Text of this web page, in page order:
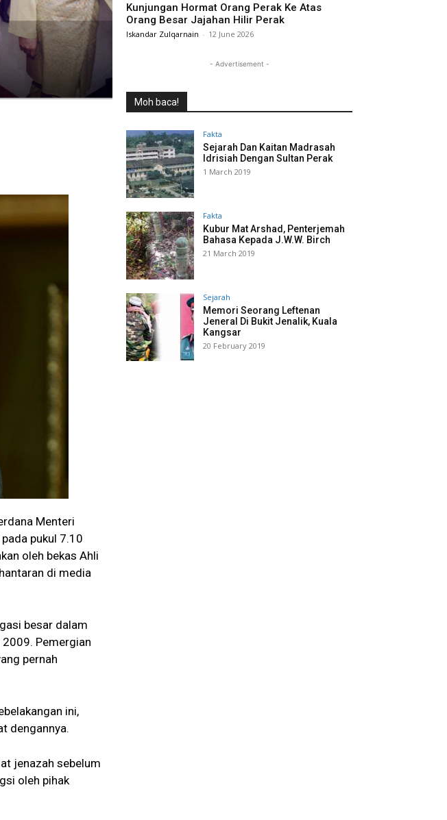
Menteri
pukul 7.10
oleh bekas Ahli
di media
besar dalam
Pemergian
pernah
ini,
dengannya.
jenazah sebelum
oleh pihak
Kunjungan Hormat Orang Perak Ke Atas
Orang Besar Jajahan Hilir Perak
Iskandar Zulqarnain - 12 June 2026
- Advertisement -
Moh baca!
Fakta
Sejarah Dan Kaitan Madrasah
Idrisiah Dengan Sultan Perak
1 March 2019
Fakta
Kubur Mat Arshad, Penterjemah
Bahasa Kepada J.W.W. Birch
21 March 2019
Sejarah
Memori Seorang Leftenan
Jeneral Di Bukit Jenalik, Kuala
Kangsar
20 February 2019